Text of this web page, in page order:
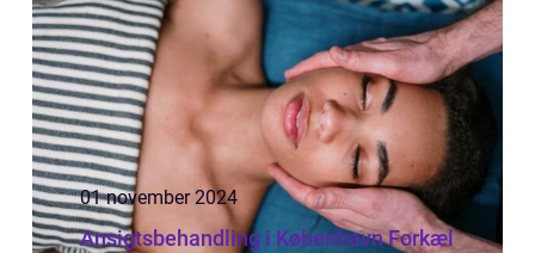
01 november 2024
Ansigtsbehandling i København Forkæl